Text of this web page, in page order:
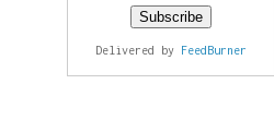
Delivered by FeedBurner